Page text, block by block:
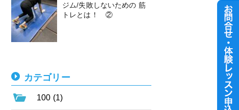
ジム/失敗しないための 筋
トレとは！ ②
カテゴリー
100 (1)